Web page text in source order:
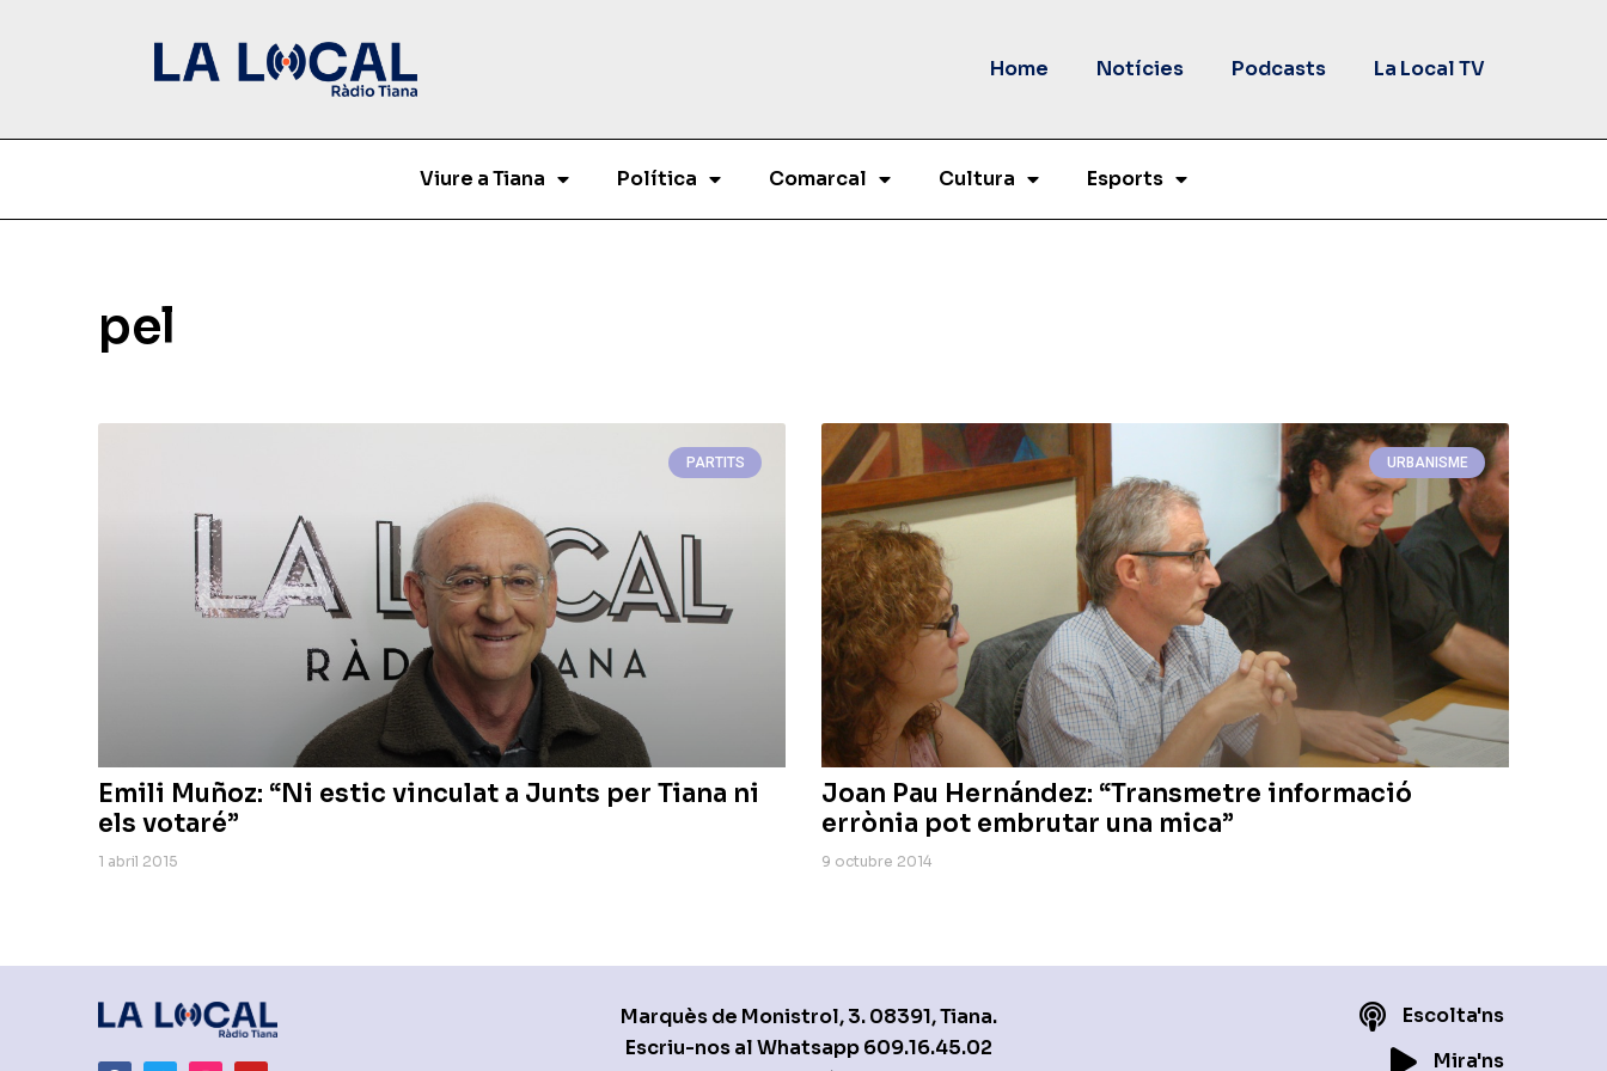
Home Notícies Podcasts La Local TV
Viure a Tiana Política Comarcal Cultura Esports
pel
PARTITS
Emili Muñoz: “Ni estic vinculat a Junts per Tiana ni
els votaré”
1 abril 2015
URBANISME
Joan Pau Hernández: “Transmetre informació
errònia pot embrutar una mica”
9 octubre 2014
Marquès de Monistrol, 3. 08391, Tiana.
Escriu-nos al Whatsapp609.16.45.02
Escolta'ns
Mira'ns